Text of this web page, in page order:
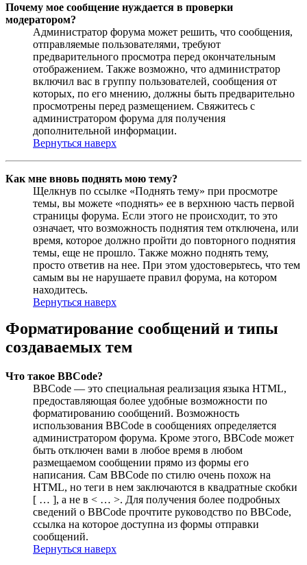
Почему мое сообщение нуждается в проверки
модератором?
Администратор форума может решить, что сообщения,
отправляемые пользователями, требуют
предварительного просмотра перед окончательным
отображением. Также возможно, что администратор
включил вас в группу пользователей, сообщения от
которых, по его мнению, должны быть предварительно
просмотрены перед размещением. Свяжитесь с
администратором форума для получения
дополнительной информации.
Вернуться наверх
Как мне вновь поднять мою тему?
Щелкнув по ссылке «Поднять тему» при просмотре
темы, вы можете «поднять» ее в верхнюю часть первой
страницы форума. Если этого не происходит, то это
означает, что возможность поднятия тем отключена, или
время, которое должно пройти до повторного поднятия
темы, еще не прошло. Также можно поднять тему,
просто ответив на нее. При этом удостоверьтесь, что тем
самым вы не нарушаете правил форума, на котором
находитесь.
Вернуться наверх
Форматирование сообщений и типы
создаваемых тем
Что такое BBCode?
BBCode — это специальная реализация языка HTML,
предоставляющая более удобные возможности по
форматированию сообщений. Возможность
использования BBCode в сообщениях определяется
администратором форума. Кроме этого, BBCode может
быть отключен вами в любое время в любом
размещаемом сообщении прямо из формы его
написания. Сам BBCode по стилю очень похож на
HTML, но теги в нем заключаются в квадратные скобки
[ … ], а не в < … >. Для получения более подробных
сведений о BBCode прочтите руководство по BBCode,
ссылка на которое доступна из формы отправки
сообщений.
Вернуться наверх